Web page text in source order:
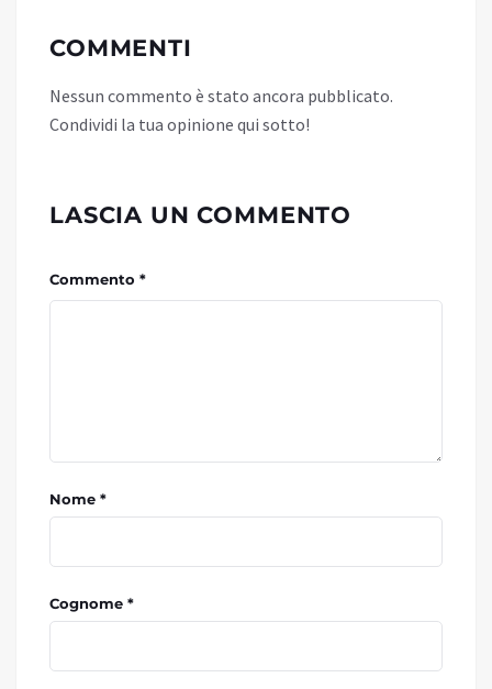
COMMENTI
Nessun commento è stato ancora pubblicato.
Condividi la tua opinione qui sotto!
LASCIA UN COMMENTO
Commento *
Nome *
Cognome *